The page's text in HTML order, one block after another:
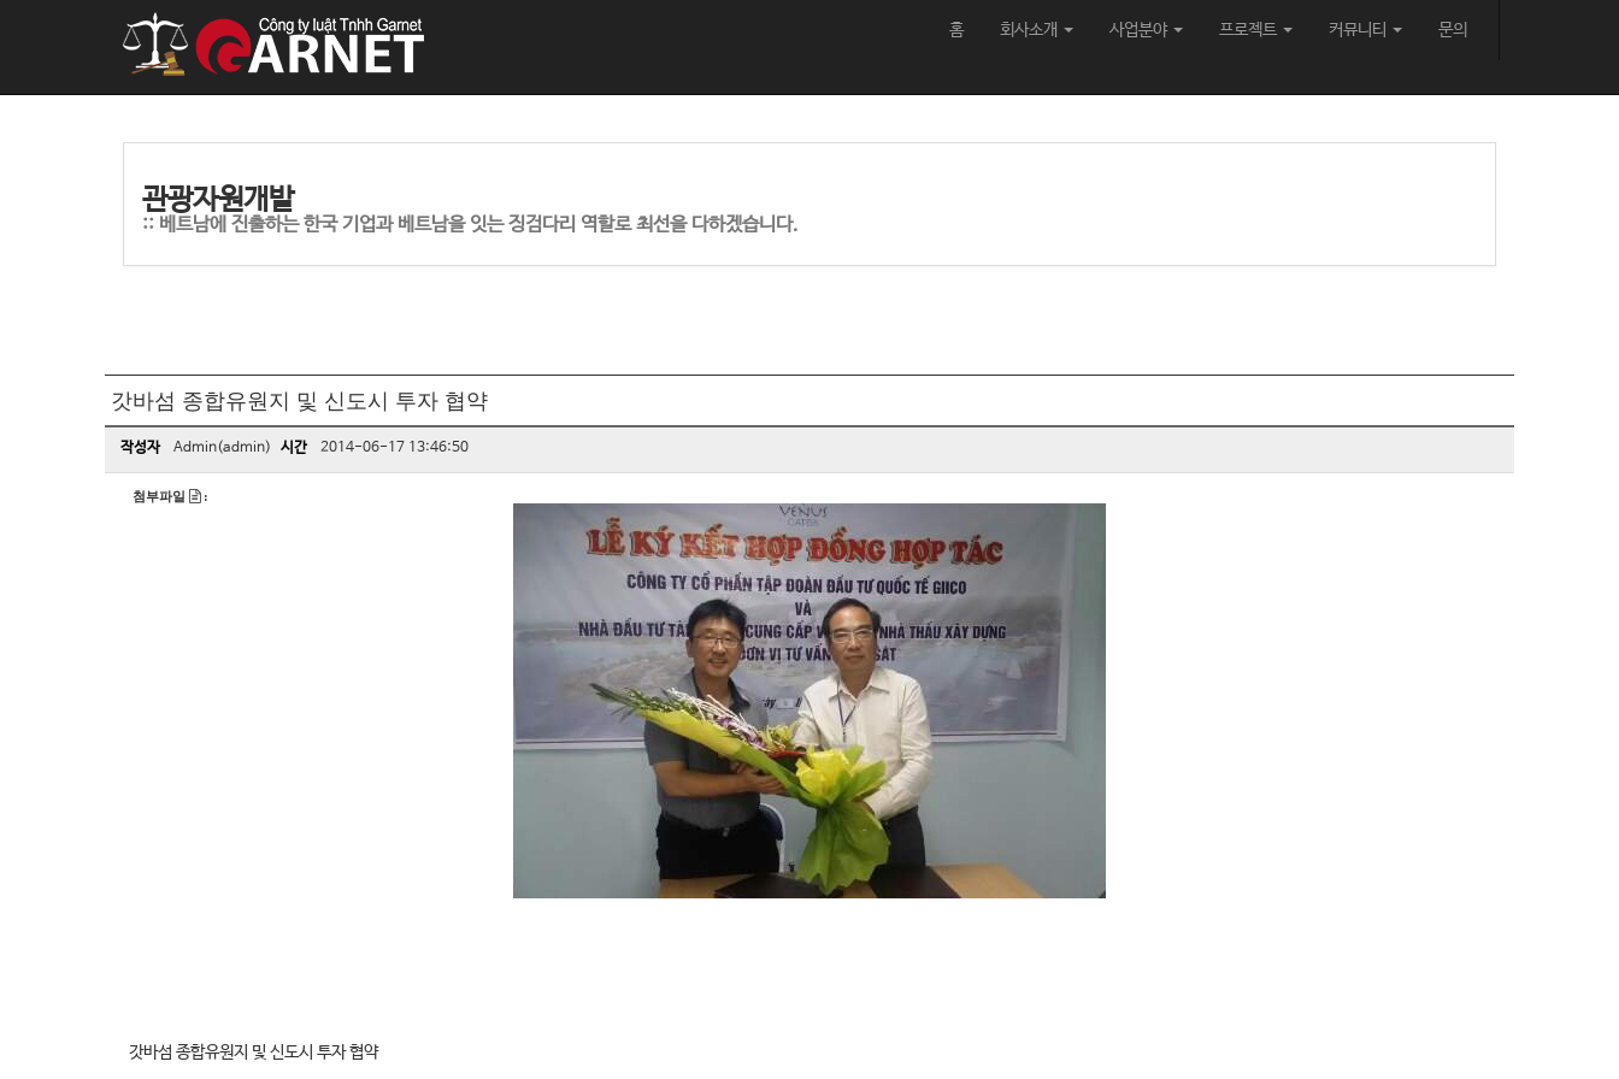
홈 회사소개 사업분야 프로젝트 커뮤니티 문의
관광자원개발
:: 베트남에 진출하는 한국 기업과 베트남을 잇는 징검다리 역할로 최선을 다하겠습니다.
갓바섬 종합유원지 및 신도시 투자 협약
작성자 Admin(admin) 시간 2014-06-17 13:46:50
첨부파일 :
갓바섬 종합유원지 및 신도시 투자 협약